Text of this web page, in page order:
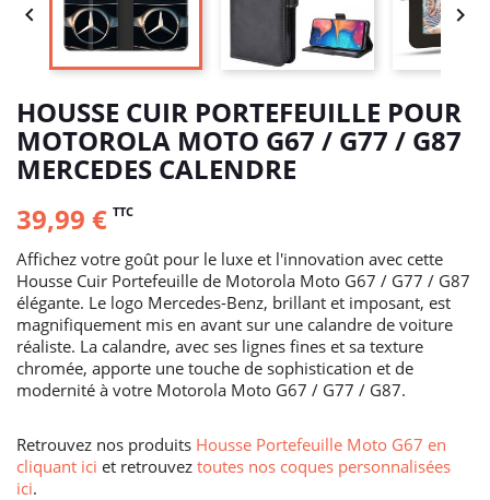
 
HOUSSE CUIR PORTEFEUILLE POUR
MOTOROLA MOTO G67 / G77 / G87
MERCEDES CALENDRE
39,99 € TTC
Affichez votre goût pour le luxe et l'innovation avec cette
Housse Cuir Portefeuille de Motorola Moto G67 / G77 / G87
élégante. Le logo Mercedes-Benz, brillant et imposant, est
magnifiquement mis en avant sur une calandre de voiture
réaliste. La calandre, avec ses lignes fines et sa texture
chromée, apporte une touche de sophistication et de
modernité à votre Motorola Moto G67 / G77 / G87.
Retrouvez nos produits Housse Portefeuille Moto G67 en
cliquant ici et retrouvez toutes nos coques personnalisées
ici.